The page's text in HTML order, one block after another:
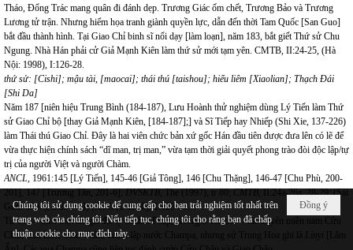
Tháo, Đổng Trác mang quân đi đánh dẹp. Trương Giác ốm chết, Trương Bảo và Trương
Lương tử trận. Nhưng hiểm họa tranh giành quyền lực, dẫn đến thời Tam Quốc [San Guo]
bắt đầu thành hình. Tại Giao Chỉ binh sĩ nổi dạy [làm loạn], năm 183, bắt giết Thứ sử Chu
Ngung. Nhà Hán phải cử Giả Mạnh Kiên làm thứ sử mới tạm yên. CMTB, II:24-25, (Hà
Nội: 1998), I:126-28.
thứ sử: [Cishi]; mậu tài, [maocai]; thái thú [taishou]; hiếu liêm [Xiaolian]; Thạch Đái
[Shi Da]
Năm 187 [niên hiệu Trung Bình (184-187), Lưu Hoành thử nghiệm dùng Lý Tiến làm Thứ
sử Giao Chỉ bộ [thay Giả Mạnh Kiên, [184-187];] và Sĩ Tiếp hay Nhiếp (Shi Xie, 137-226)
làm Thái thú Giao Chỉ. Đây là hai viên chức bản xứ gốc Hán đầu tiên được đưa lên có lẽ để
vừa thực hiện chính sách “dĩ man, trị man,” vừa tạm thời giải quyết phong trào đòi độc lập/tự
trị của người Việt và người Chàm.
ANCL, 1961:145 [Lý Tiến], 145-46 [Giả Tông], 146 [Chu Thặng], 146-47 [Chu Phù, 200-
201], 147 [Trương Tân, 201-6]; ĐVSKTB , The (1997), tr 80; CMTB
, II:24a-26a, 28-29; (Sài
Gòn: 1967), 2:234-43) (Hà Nội: 1998), 1:128-30.
Từ 192—theo một tác giả địa lý cổ thời Pháp, Georges Coedes—các huyện miền nam Cửu
Chân tách khỏi Giao Châu, thành lập nước Champa, nhưng sử Trung Hoa ghi là Linyi
[Lâm
Đồng ý
Chúng tôi sử dụng cookie để cung cấp cho bạn trải nghiệm tốt nhất trên
trang web của chúng tôi. Nếu tiếp tục, chúng tôi cho rằng bạn đã chấp
thuận cookie cho mục đích này.